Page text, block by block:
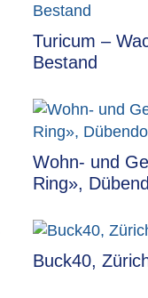
Turicum –
Bestand
Wohn- und
Ring»,
Buck40,